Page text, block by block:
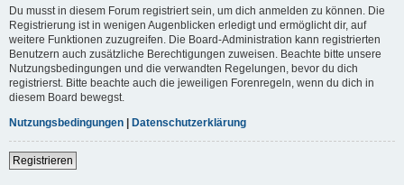
Du musst in diesem Forum registriert sein, um dich anmelden zu können. Die
Registrierung ist in wenigen Augenblicken erledigt und ermöglicht dir, auf
weitere Funktionen zuzugreifen. Die Board-Administration kann registrierten
Benutzern auch zusätzliche Berechtigungen zuweisen. Beachte bitte unsere
Nutzungsbedingungen und die verwandten Regelungen, bevor du dich
registrierst. Bitte beachte auch die jeweiligen Forenregeln, wenn du dich in
diesem Board bewegst.
Nutzungsbedingungen | Datenschutzerklärung
Registrieren